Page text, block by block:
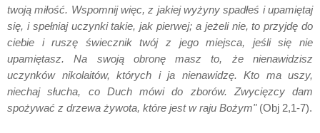
twoją miłość. Wspomnij więc, z jakiej wyżyny spadłeś i upamiętaj
się, i spełniaj uczynki takie, jak pierwej; a jeżeli nie, to przyjdę do
ciebie i ruszę świecznik twój z jego miejsca, jeśli się nie
upamiętasz. Na swoją obronę masz to, że nienawidzisz
uczynków nikolaitów, których i ja nienawidzę. Kto ma uszy,
niechaj słucha, co Duch mówi do zborów. Zwycięzcy dam
spożywać z drzewa żywota, które jest w raju Bożym" (Obj 2,1-7).